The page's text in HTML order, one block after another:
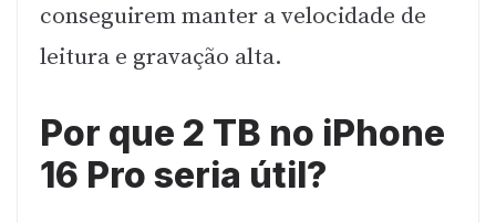
conseguirem manter a velocidade de
leitura e gravação alta.
Por que 2 TB no iPhone
16 Pro seria útil?